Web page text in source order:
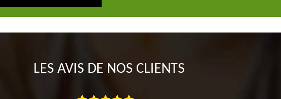
LES AVIS DE NOS CLIENTS